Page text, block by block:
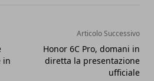
in
Articolo Successivo
Honor 6C Pro, domani in
diretta la presentazione
ufficiale